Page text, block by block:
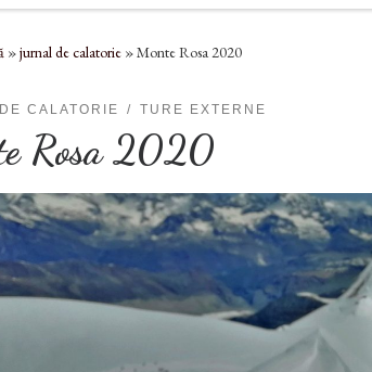
»jurnal de calatorie »Monte Rosa 2020
CALATORIE TURE EXTERNE
Rosa 2020